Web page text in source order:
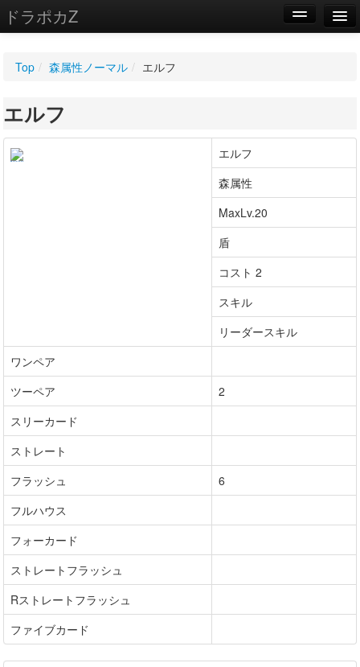
ドラポカZ
WIKI
設定
Top / 森属性ノーマル / エルフ
エルフ
エルフ
森属性
MaxLv.20
盾
コスト 2
スキル
リーダースキル
ワンペア
ツーペア
2
スリーカード
ストレート
フラッシュ
6
フルハウス
フォーカード
ストレートフラッシュ
Rストレートフラッシュ
ファイブカード